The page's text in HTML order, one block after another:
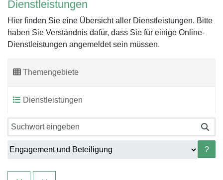
Dienstleistungen
Hier finden Sie eine Übersicht aller Dienstleistungen. Bitte
haben Sie Verständnis dafür, dass Sie für einige Online-
Dienstleistungen angemeldet sein müssen.
Themengebiete
Dienstleistungen
?